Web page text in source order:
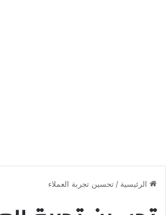
الرئيسية / تحسين تجربة العملاء